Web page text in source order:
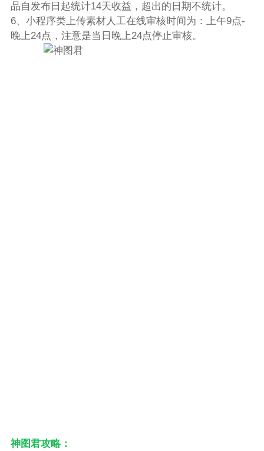
品自发布日起统计14天收益，超出的日期不统计。
6、小程序类上传素材人工在线审核时间为：上午9点-
晚上24点，注意是当日晚上24点停止审核。
神图君攻略：